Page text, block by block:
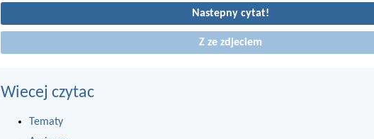
Nastepny cytat!
Z ze zdjeciem
Wiecej czytac
Tematy